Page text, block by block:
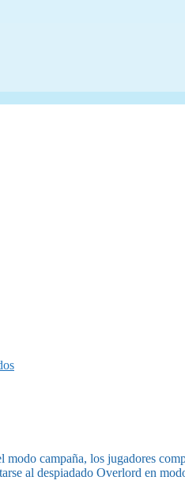
campaña, los jugadores
al despiadado Overlord en